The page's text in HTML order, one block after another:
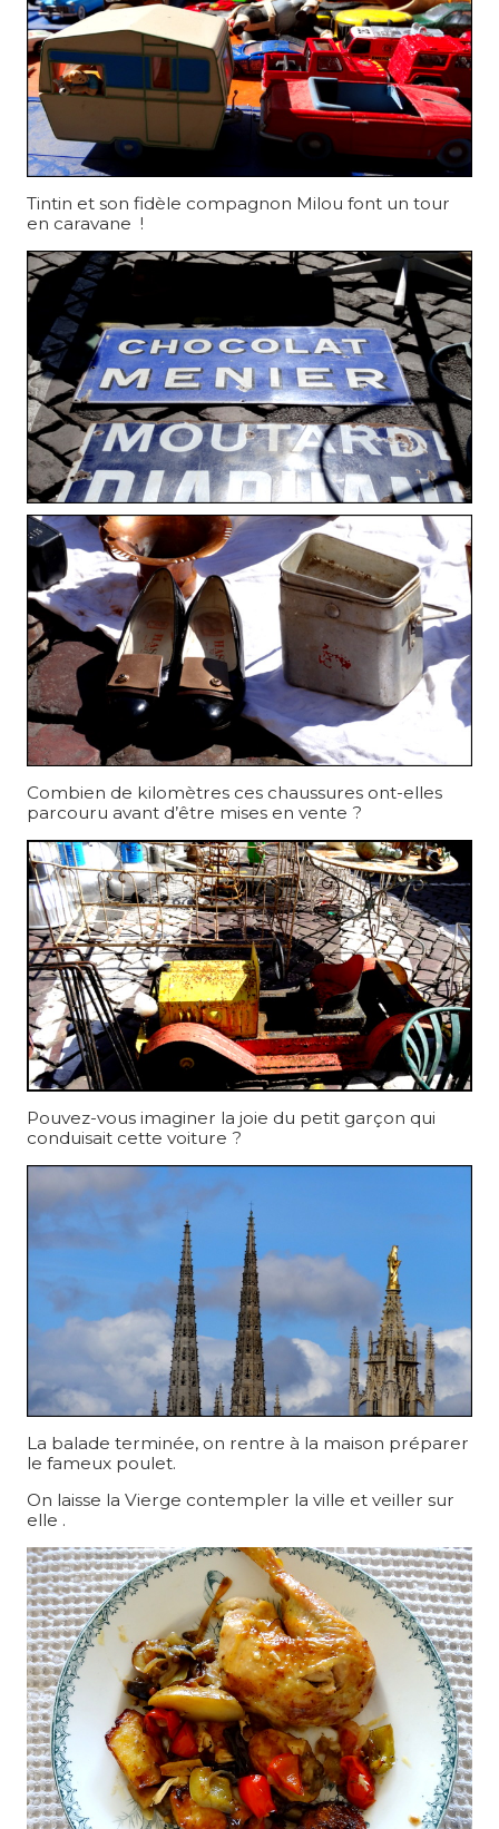
Tintin et son fidèle compagnon Milou font un tour
en caravane !
Combien de kilomètres ces chaussures ont-elles
parcouru avant d’être mises en vente ?
Pouvez-vous imaginer la joie du petit garçon qui
conduisait cette voiture ?
La balade terminée, on rentre à la maison préparer
le fameux poulet.
On laisse la Vierge contempler la ville et veiller sur
elle .